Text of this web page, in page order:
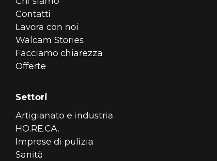
Contatti
Lavora con noi
Walcam Stories
Facciamo chiarezza
Offerte
Settori
Artigianato e industria
HO.RE.CA.
Imprese di pulizia
Sanità